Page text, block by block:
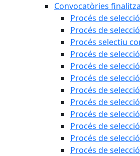
Convocatòries
Procés de
Procés de
Procés selectiu
Procés de
Procés de
Procés de
Procés de
Procés de
Procés de
Procés de
Procés de
Procés de